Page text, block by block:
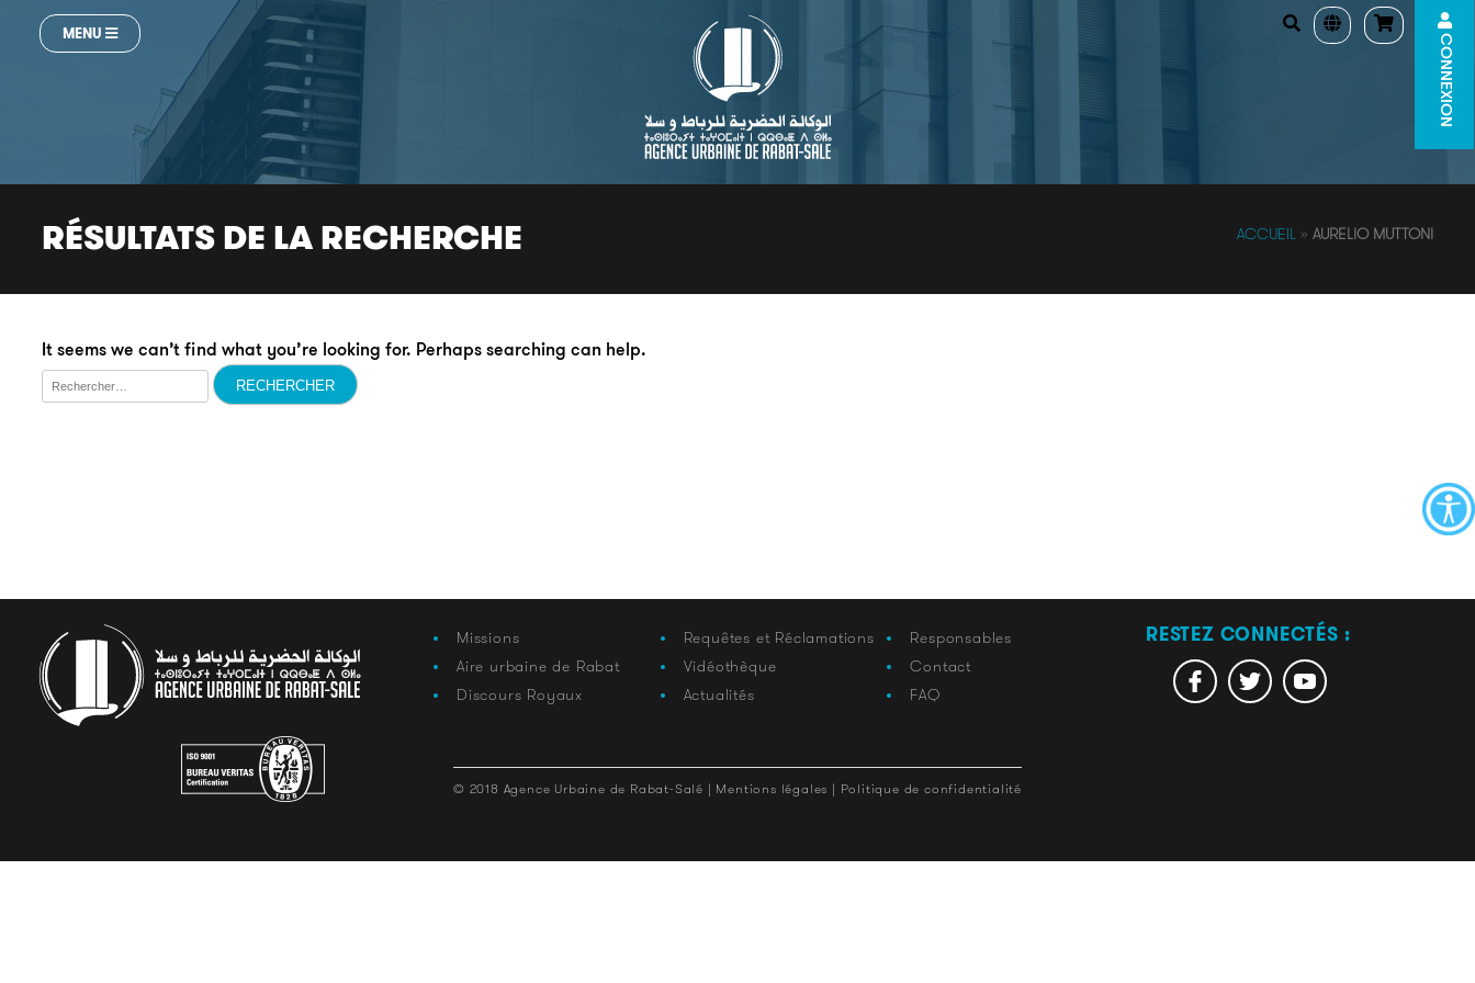
MENU CONNEXION
RÉSULTATS DE LA RECHERCHE ACCUEIL» AURELIO MUTTONI
It seems we can’t find what you’re looking for. Perhaps searching can help.
Rechercher :
Missions
Aire urbaine de Rabat
Discours Royaux
Requêtes et Réclamations
Vidéothèque
Actualités
Responsables
Contact
FAQ
RESTEZ CONNECTÉS :
© 2018 Agence Urbaine de Rabat-Salé | Mentions légales | Politique de confidentialité